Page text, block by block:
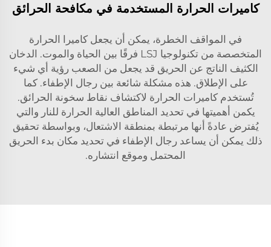
كاميرات الحرارة المستخدمة في مكافحة الحرائق
في المواقف الخطرة، يمكن أن يجعل كاميرا الحرارة
المتخصصة من تكنولوجيا LSJ فرقًا بين الحياة والموت. الدخان
الكثيف الناتج عن الحريق قد يجعل من الصعب رؤية أي شيء
على الإطلاق. هذه مشكلة شائعة بين رجال الإطفاء. كما
تُستخدم كاميرات الحرارة لاكتشاف نقاط سخونة الحرائق.
يكمن أهميتها في تحديد المناطق العالية الحرارة للنار والتي
يُفترض عادةً أنها مرتبطة بمنطقة الاشتعال، وبواسطة تحقيق
ذلك يمكن أن يساعد رجال الإطفاء في تحديد مكان بدء الحريق
المحتمل وموقع انتشاره.